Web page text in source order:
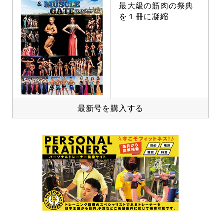
最大級の筋肉の祭典
を１冊に凝縮
最新号を購入する